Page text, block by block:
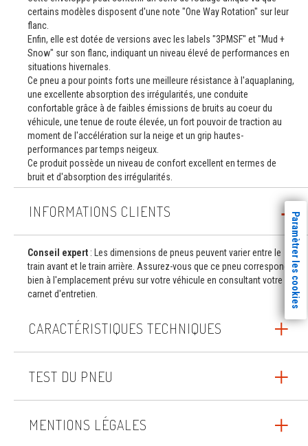
certains modèles disposent d'une note "One Way Rotation" sur leur
flanc.
Enfin, elle est dotée de versions avec les labels "3PMSF" et "Mud +
Snow" sur son flanc, indiquant un niveau élevé de performances en
situations hivernales.
Ce pneu a pour points forts une meilleure résistance à l'aquaplaning,
une excellente absorption des irrégularités, une conduite
confortable grâce à de faibles émissions de bruits au coeur du
véhicule, une tenue de route élevée, un fort pouvoir de traction au
moment de l'accélération sur la neige et un grip hautes-
performances par temps neigeux.
Ce produit possède un niveau de confort excellent en termes de
bruit et d'absorption des irrégularités.
INFORMATIONS CLIENTS
Conseil expert : Les dimensions de pneus peuvent varier entre le
train avant et le train arrière. Assurez-vous que ce pneu correspond
bien à l'emplacement prévu sur votre véhicule en consultant votre
carnet d'entretien.
CARACTÉRISTIQUES TECHNIQUES
TEST DU PNEU
MENTIONS LÉGALES
Paramètrer les cookies